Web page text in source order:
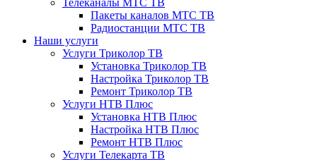
Телеканалы МТС ТВ
Пакеты каналов МТС ТВ
Радиостанции МТС ТВ
Наши услуги
Услуги Триколор ТВ
Установка Триколор ТВ
Настройка Триколор ТВ
Ремонт Триколор ТВ
Услуги НТВ Плюс
Установка НТВ Плюс
Настройка НТВ Плюс
Ремонт НТВ Плюс
Услуги Телекарта ТВ